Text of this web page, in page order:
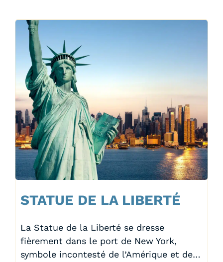
STATUE DE LA LIBERTÉ
La Statue de la Liberté se dresse
fièrement dans le port de New York,
symbole incontesté de l’Amérique et de…